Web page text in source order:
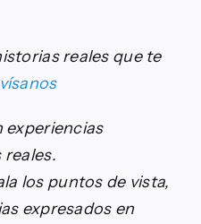
reales que te
experiencias
los puntos de vista,
expresados en